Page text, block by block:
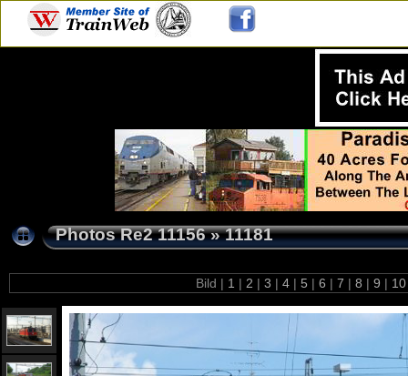
Photos Re2 11156»11181
Bild | 1 | 2 | 3 | 4 | 5 | 6 | 7 | 8 | 9 |